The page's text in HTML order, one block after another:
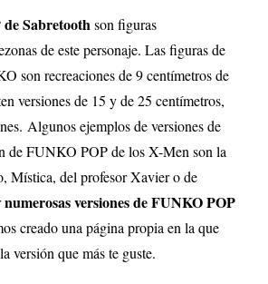
Sabretoothson figuras
de este personaje. Las figuras de
son recreaciones de 9 centímetros de
versiones de 15 y de 25 centímetros,
Algunos ejemplos de versiones de
de FUNKO POP de los X-Men son la
Mística, del profesor Xavier o de
numerosas versiones de FUNKO POP
creado una página propia en la que
versión que más te guste.